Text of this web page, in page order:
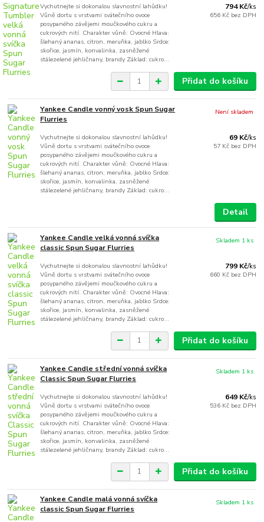
Vychutnejte si dokonalou slavnostní lahůdku!
Vůně dortu s vrstvami svátečního ovoce
posypaného závějemi moučkového cukru a
cukrových nití. Charakter vůně: Ovocné Hlava:
šlehaný ananas, citron, meruňka, jablko Srdce:
skořice, jasmín, konvalinka, zasněžené
stálezelené jehličnany, brandy Základ: cukro...
794 Kč/ks
656 Kč bez DPH
Přidat do košíku
Yankee Candle vonný vosk Spun Sugar
Flurries
Vychutnejte si dokonalou slavnostní lahůdku!
Vůně dortu s vrstvami svátečního ovoce
posypaného závějemi moučkového cukru a
cukrových nití. Charakter vůně: Ovocné Hlava:
šlehaný ananas, citron, meruňka, jablko Srdce:
skořice, jasmín, konvalinka, zasněžené
stálezelené jehličnany, brandy Základ: cukro...
69 Kč/ks
57 Kč bez DPH
Není skladem
Detail
Yankee Candle velká vonná svíčka
classic Spun Sugar Flurries
Vychutnejte si dokonalou slavnostní lahůdku!
Vůně dortu s vrstvami svátečního ovoce
posypaného závějemi moučkového cukru a
cukrových nití. Charakter vůně: Ovocné Hlava:
šlehaný ananas, citron, meruňka, jablko Srdce:
skořice, jasmín, konvalinka, zasněžené
stálezelené jehličnany, brandy Základ: cukro...
799 Kč/ks
660 Kč bez DPH
Skladem 1 ks
Přidat do košíku
Yankee Candle střední vonná svíčka
Classic Spun Sugar Flurries
Vychutnejte si dokonalou slavnostní lahůdku!
Vůně dortu s vrstvami svátečního ovoce
posypaného závějemi moučkového cukru a
cukrových nití. Charakter vůně: Ovocné Hlava:
šlehaný ananas, citron, meruňka, jablko Srdce:
skořice, jasmín, konvalinka, zasněžené
stálezelené jehličnany, brandy Základ: cukro...
649 Kč/ks
536 Kč bez DPH
Skladem 1 ks
Přidat do košíku
Yankee Candle malá vonná svíčka
classic Spun Sugar Flurries
Skladem 1 ks